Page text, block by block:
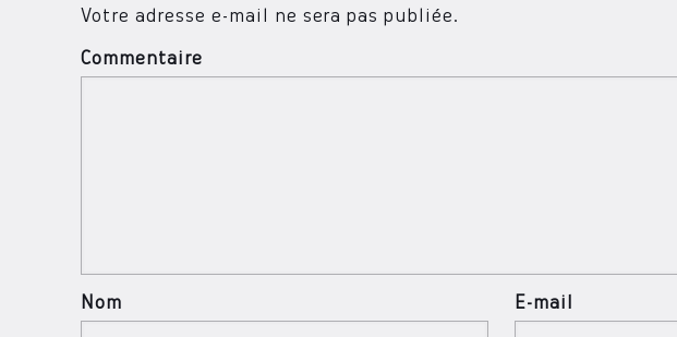
Votre adresse e-mail ne sera pas publiée.
Commentaire
Nom E-mail